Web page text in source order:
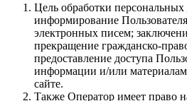
Цель обработки
информирование
электронных писем;
прекращение гражданско-
предоставление доступа
информации и/или
сайте.
Также Оператор имеет право